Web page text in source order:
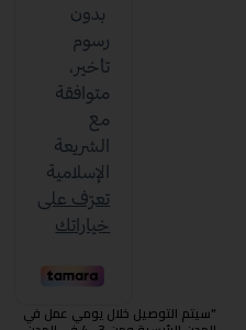
"سيتم التوصيل خلال يومي عمل في